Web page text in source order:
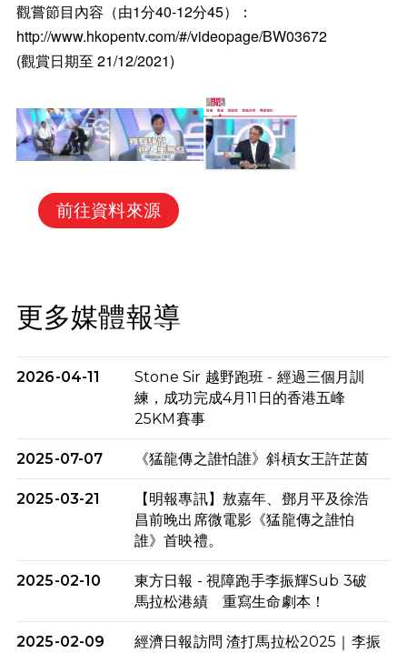
觀嘗節目內容（由1分40-12分45）：
http://www.hkopentv.com/#/videopage/BW03672
(觀賞日期至 21/12/2021)
前往資料來源
更多媒體報導
2026-04-11
Stone Sir 越野跑班 - 經過三個月訓
練，成功完成4月11日的香港五峰
25KM賽事
2025-07-07 《猛龍傳之誰怕誰》斜槓女王許芷茵
2025-03-21
【明報專訊】敖嘉年、鄧月平及徐浩
昌前晚出席微電影《猛龍傳之誰怕
誰》首映禮。
2025-02-10
東方日報 - 視障跑手李振輝Sub 3破
馬拉松港績 重寫生命劇本！
2025-02-09
經濟日報訪問 渣打馬拉松2025｜李振